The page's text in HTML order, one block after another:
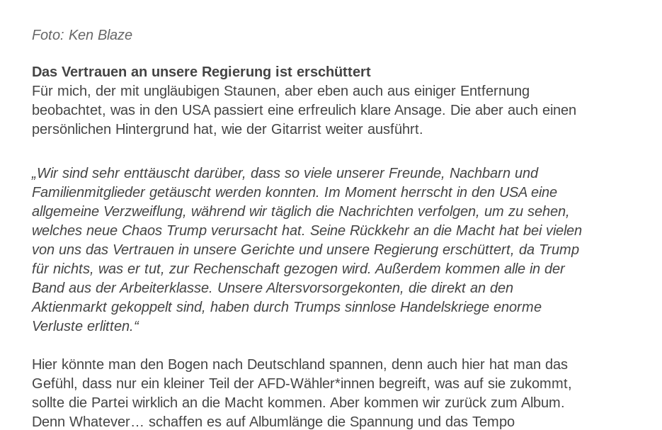
Foto: Ken Blaze
Das Vertrauen an unsere Regierung ist erschüttert
Für mich, der mit ungläubigen Staunen, aber eben auch aus einiger Entfernung
beobachtet, was in den USA passiert eine erfreulich klare Ansage. Die aber auch einen
persönlichen Hintergrund hat, wie der Gitarrist weiter ausführt.
„Wir sind sehr enttäuscht darüber, dass so viele unserer Freunde, Nachbarn und
Familienmitglieder getäuscht werden konnten. Im Moment herrscht in den USA eine
allgemeine Verzweiflung, während wir täglich die Nachrichten verfolgen, um zu sehen,
welches neue Chaos Trump verursacht hat. Seine Rückkehr an die Macht hat bei vielen
von uns das Vertrauen in unsere Gerichte und unsere Regierung erschüttert, da Trump
für nichts, was er tut, zur Rechenschaft gezogen wird. Außerdem kommen alle in der
Band aus der Arbeiterklasse. Unsere Altersvorsorgekonten, die direkt an den
Aktienmarkt gekoppelt sind, haben durch Trumps sinnlose Handelskriege enorme
Verluste erlitten.“
Hier könnte man den Bogen nach Deutschland spannen, denn auch hier hat man das
Gefühl, dass nur ein kleiner Teil der AFD-Wähler*innen begreift, was auf sie zukommt,
sollte die Partei wirklich an die Macht kommen. Aber kommen wir zurück zum Album.
Denn Whatever… schaffen es auf Albumlänge die Spannung und das Tempo